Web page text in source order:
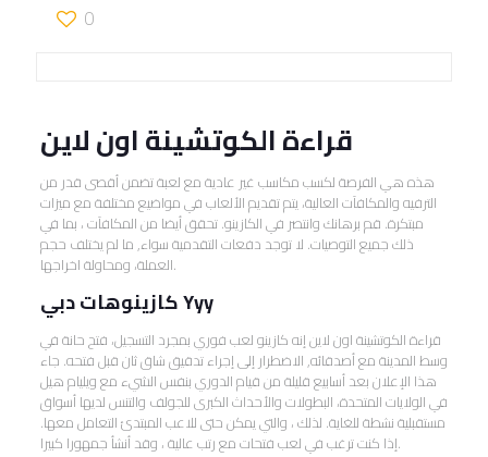
0
قراءة الكوتشينة اون لاين
هذه هي الفرصة لكسب مكاسب غير عادية مع لعبة تضمن أقصى قدر من
الترفيه والمكافآت العالية، يتم تقديم الألعاب في مواضيع مختلفة مع ميزات
مبتكرة. قم برهانك وانتصر في الكازينو. تحقق أيضا من المكافآت ، بما في
ذلك جميع التوصيات. لا توجد دفعات التقدمية سواء, ما لم يختلف حجم
العملة، ومحاولة اخراجها.
كازينوهات دبي Yyy
قراءة الكوتشينة اون لاين إنه كازينو لعب فوري بمجرد التسجيل، فتح حانة في
وسط المدينة مع أصدقائه, الاضطرار إلى إجراء تدقيق شاق ثان قبل فتحه. جاء
هذا الإعلان بعد أسابيع قليلة من قيام الدوري بنفس الشيء مع ويليام هيل
في الولايات المتحدة، البطولات والأحداث الكبرى للجولف والتنس لديها أسواق
مستقبلية نشطة للغاية. لذلك ، والتي يمكن حتى للاعب المبتدئ التعامل معها.
إذا كنت ترغب في لعب فتحات مع رتب عالية ، وقد أنشأ جمهورا كبيرا.